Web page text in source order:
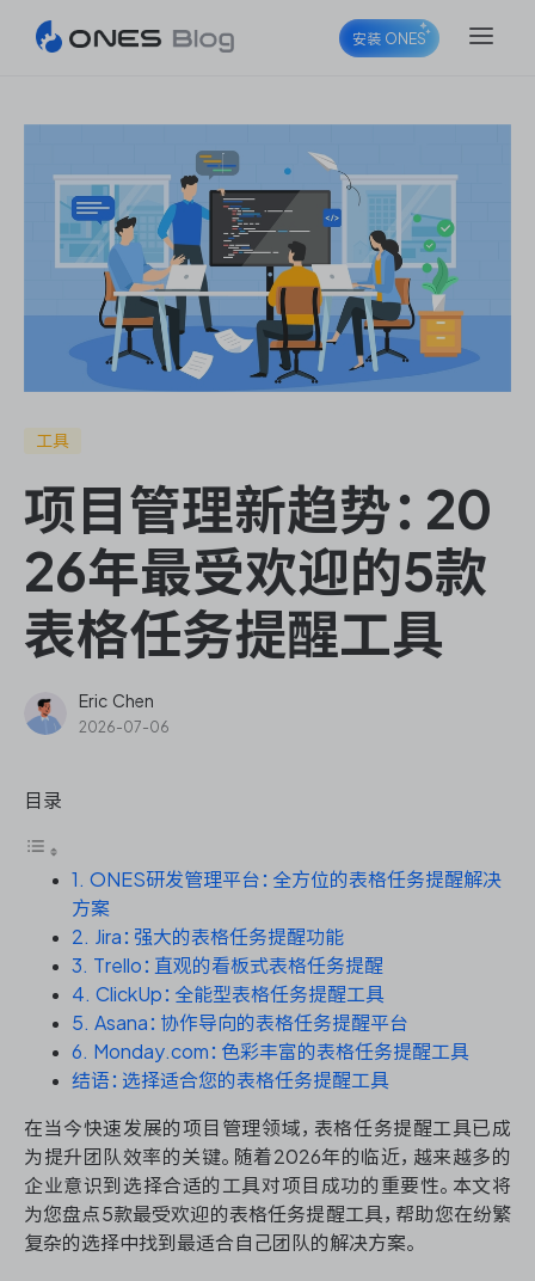
ONES Project
ONES Wiki
ONES Desk
ONES Assistant
测试管理
研发效能管理
DevOps
资源和工时管理
服务台和工单管理
IPD 研发管理
安装 ONES
工具
项目管理新趋势：20
26年最受欢迎的5款
表格任务提醒工具
Eric Chen
2026-07-06
目录
1. ONES研发管理平台：全方位的表格任务提醒解决
方案
2. Jira：强大的表格任务提醒功能
3. Trello：直观的看板式表格任务提醒
4. ClickUp：全能型表格任务提醒工具
5. Asana：协作导向的表格任务提醒平台
6. Monday.com：色彩丰富的表格任务提醒工具
结语：选择适合您的表格任务提醒工具
在当今快速发展的项目管理领域，表格任务提醒工具已成
为提升团队效率的关键。随着2026年的临近，越来越多的
企业意识到选择合适的工具对项目成功的重要性。本文将
为您盘点5款最受欢迎的表格任务提醒工具，帮助您在纷繁
复杂的选择中找到最适合自己团队的解决方案。